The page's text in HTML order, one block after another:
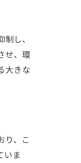
し、
せ、環
大きな
り、こ
いま